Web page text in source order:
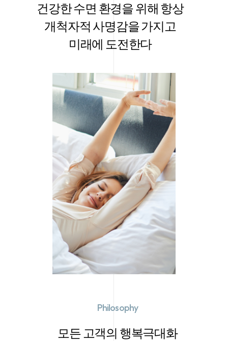
건강한 수면 환경을 위해 항상
개척자적 사명감을 가지고
미래에 도전한다
Philosophy
모든 고객의 행복극대화